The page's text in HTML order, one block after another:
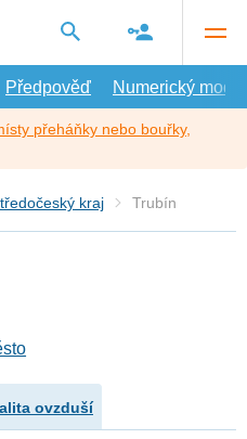
Předpověď Numerický model
přeháňky nebo bouřky,
kraj Trubín
ovzduší